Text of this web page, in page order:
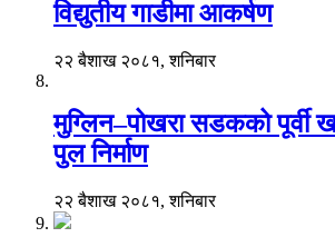
विद्युतीय गाडीमा आकर्षण
२२ बैशाख २०८१, शनिबार
मुग्लिन–पोखरा सडकको पूर्वी
पुल निर्माण
२२ बैशाख २०८१, शनिबार